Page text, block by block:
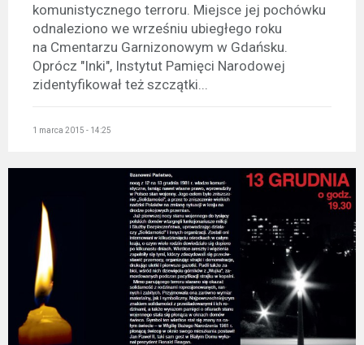
komunistycznego terroru. Miejsce jej pochówku
odnaleziono we wrześniu ubiegłego roku
na Cmentarzu Garnizonowym w Gdańsku.
Oprócz "Inki", Instytut Pamięci Narodowej
zidentyfikował też szczątki...
1 marca 2015 - 14:25